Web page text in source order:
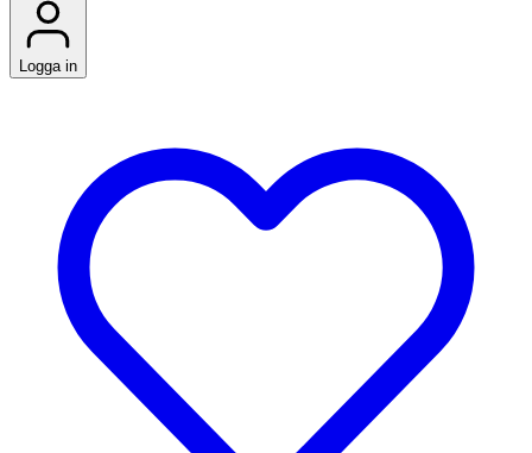
Logga in